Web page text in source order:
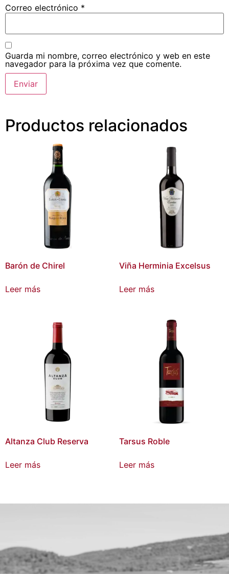
Correo electrónico *
Guarda mi nombre, correo electrónico y web en este
navegador para la próxima vez que comente.
Productos relacionados
Barón de Chirel
Leer más
Viña Herminia Excelsus
Leer más
Altanza Club Reserva
Leer más
Tarsus Roble
Leer más